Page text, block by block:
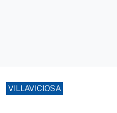
VILLAVICIOSA